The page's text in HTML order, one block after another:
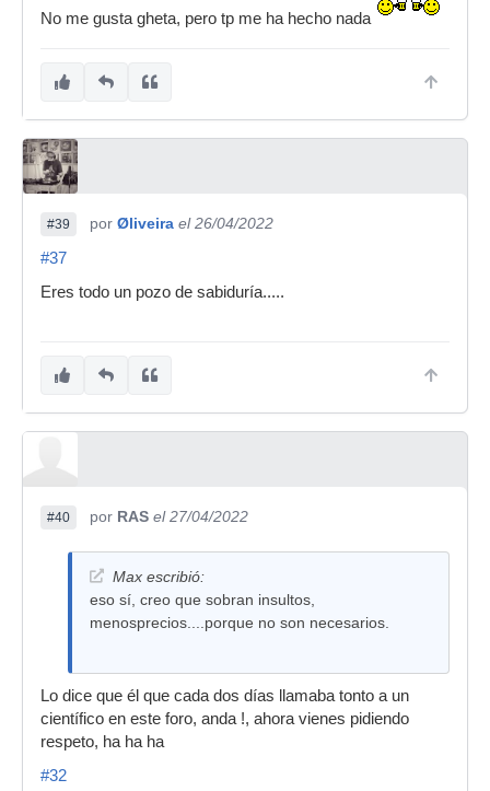
No me gusta gheta, pero tp me ha hecho nada
#39 por Øliveira el 26/04/2022
#37
Eres todo un pozo de sabiduría.....
#40 por RAS el 27/04/2022
Max escribió:
eso sí, creo que sobran insultos,
menosprecios....porque no son necesarios.
Lo dice que él que cada dos días llamaba tonto a un
científico en este foro, anda !, ahora vienes pidiendo
respeto, ha ha ha
#32